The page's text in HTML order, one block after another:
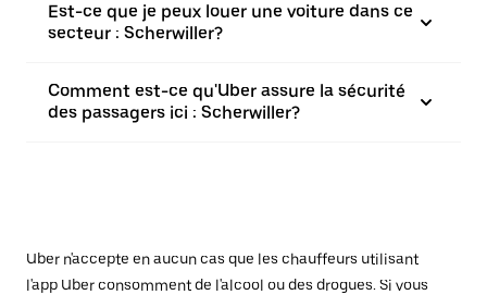
Est-ce que je peux louer une voiture dans ce
secteur : Scherwiller?
Comment est-ce qu'Uber assure la sécurité
des passagers ici : Scherwiller?
Uber n'accepte en aucun cas que les chauffeurs utilisant
l'app Uber consomment de l'alcool ou des drogues. Si vous